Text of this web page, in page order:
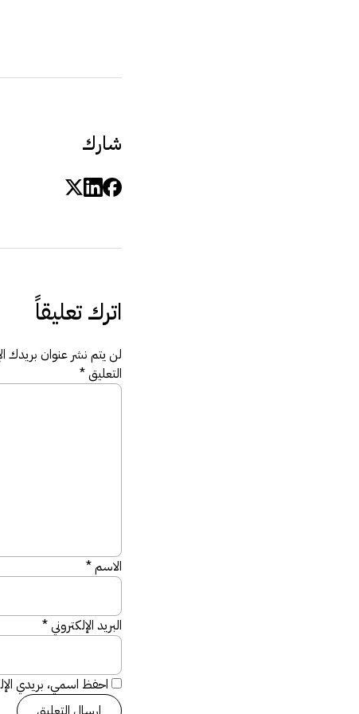
شارك
اترك تعليقاً
لن يتم نشر عنوان بريدك
التعليق*
الاسم*
البريد الإلكتروني*
احفظ اسمي، بريدي